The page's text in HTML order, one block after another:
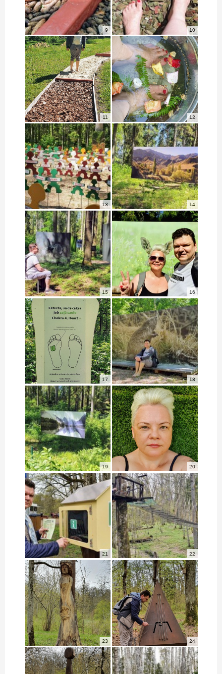
9 10
11 12
13 14
15 16
17 18
19 20
21 22
23 24